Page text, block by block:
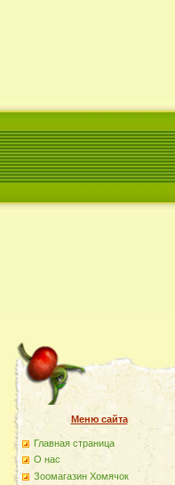
Меню сайта
Главная страница
О наc
Зоомагазин Хомячок